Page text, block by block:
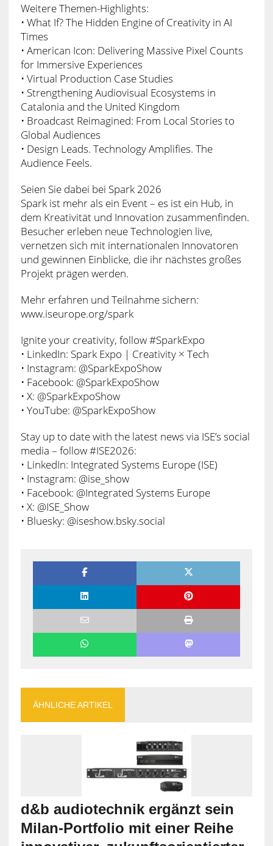
Weitere Themen-Highlights:
• What If? The Hidden Engine of Creativity in AI
Times
• American Icon: Delivering Massive Pixel Counts
for Immersive Experiences
• Virtual Production Case Studies
• Strengthening Audiovisual Ecosystems in
Catalonia and the United Kingdom
• Broadcast Reimagined: From Local Stories to
Global Audiences
• Design Leads. Technology Amplifies. The
Audience Feels.
Seien Sie dabei bei Spark 2026
Spark ist mehr als ein Event – es ist ein Hub, in
dem Kreativität und Innovation zusammenfinden.
Besucher erleben neue Technologien live,
vernetzen sich mit internationalen Innovatoren
und gewinnen Einblicke, die ihr nächstes großes
Projekt prägen werden.
Mehr erfahren und Teilnahme sichern:
www.iseurope.org/spark
Ignite your creativity, follow #SparkExpo
• LinkedIn: Spark Expo | Creativity × Tech
• Instagram: @SparkExpoShow
• Facebook: @SparkExpoShow
• X: @SparkExpoShow
• YouTube: @SparkExpoShow
Stay up to date with the latest news via ISE’s social
media – follow #ISE2026:
• LinkedIn: Integrated Systems Europe (ISE)
• Instagram: @ise_show
• Facebook: @Integrated Systems Europe
• X: @ISE_Show
• Bluesky: @iseshow.bsky.social
ÄHNLICHE ARTIKEL
d&b audiotechnik ergänzt sein
Milan-Portfolio mit einer Reihe